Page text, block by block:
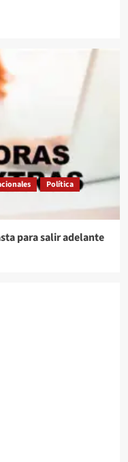
Política
para salir adelante